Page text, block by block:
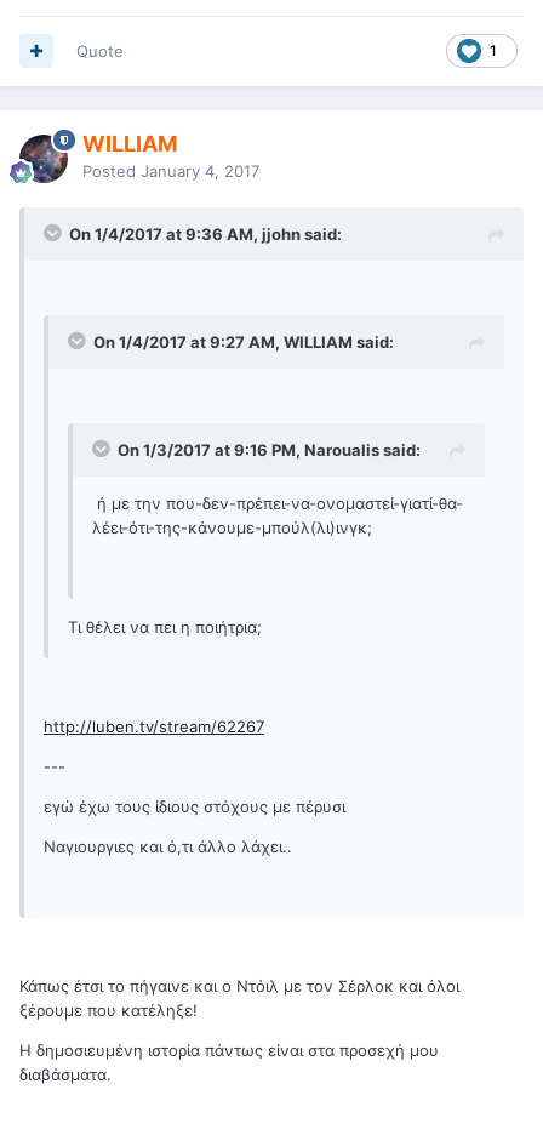
1
Quote
WILLIAM
Posted January 4, 2017
On 1/4/2017 at 9:36 AM, jjohn said:
On 1/4/2017 at 9:27 AM, WILLIAM said:
On 1/3/2017 at 9:16 PM, Naroualis said:
ή με την που-δεν-πρέπει-να-ονομαστεί-γιατί-θα-
λέει-ότι-της-κάνουμε-μπούλ(λι)ινγκ;
Τι θέλει να πει η ποιήτρια;
http://luben.tv/stream/62267
---
εγώ έχω τους ίδιους στόχους με πέρυσι
Ναγιουργιες και ό,τι άλλο λάχει..
Κάπως έτσι το πήγαινε και ο Ντόιλ με τον Σέρλοκ και όλοι
ξέρουμε που κατέληξε!
Η δημοσιευμένη ιστορία πάντως είναι στα προσεχή μου
διαβάσματα.